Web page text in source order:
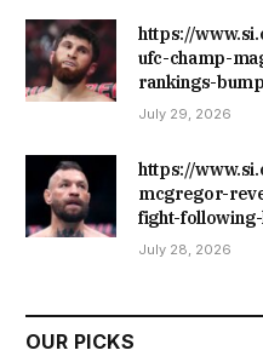
https://
ufc-champ-
rankings-
July 29, 2026
https://
mcgregor-
fight-
July 28, 2026
OUR PICKS